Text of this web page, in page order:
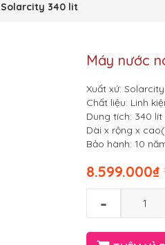
340 lit
Máy nước
Xuất xứ: Solarcity
Chất liệu: Linh
Dung tích: 340 lít
Dài x rộng x
Bảo hành: 10
₫
8.599.000
-